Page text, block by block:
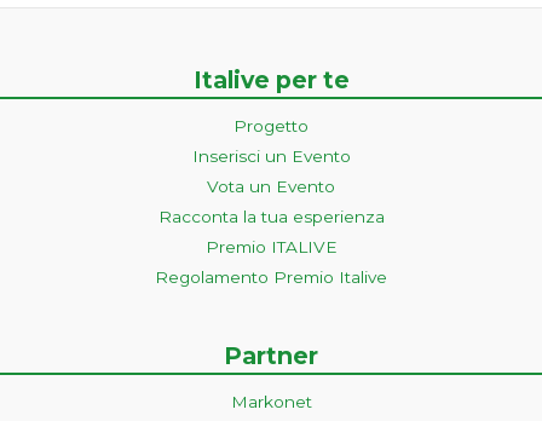
Italive per te
Progetto
Inserisci un Evento
Vota un Evento
Racconta la tua esperienza
Premio ITALIVE
Regolamento Premio Italive
Partner
Markonet